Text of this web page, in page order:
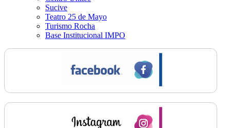
Sucive
Teatro 25 de Mayo
Turismo Rocha
Base Institucional IMPO